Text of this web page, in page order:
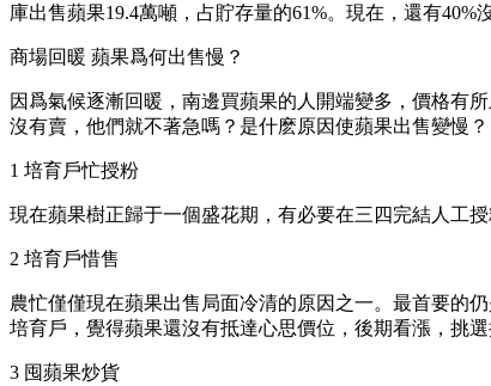
庫出售蘋果19.4萬噸，占貯存量的61%。現在，還有40%
商場回暖 蘋果爲何出售慢？
因爲氣候逐漸回暖，南邊買蘋果的人開端變多，價格有
沒有賣，他們就不著急嗎？是什麽原因使蘋果出售變慢？
1 培育戶忙授粉
現在蘋果樹正歸于一個盛花期，有必要在三四完結人工
2 培育戶惜售
農忙僅僅現在蘋果出售局面冷清的原因之一。最首要的
培育戶，覺得蘋果還沒有抵達心思價位，後期看漲，挑
3 囤蘋果炒貨